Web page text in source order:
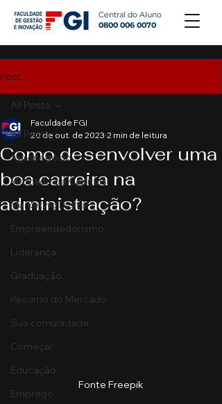
Central do Aluno
0800 006 0070
Post
All Posts
Agronegócio
Mercado de Capitais
Marketing Digital
Empreendedorismo
Liderança
Graduação
Resumo do Mercado
Sua comunidade
Começar
Educação
Emprego
All Posts
Como desenvolver uma
boa carreira na
administração?
Faculdade FGI
20 de out. de 2023 2 min de leitura
Fonte Freepik